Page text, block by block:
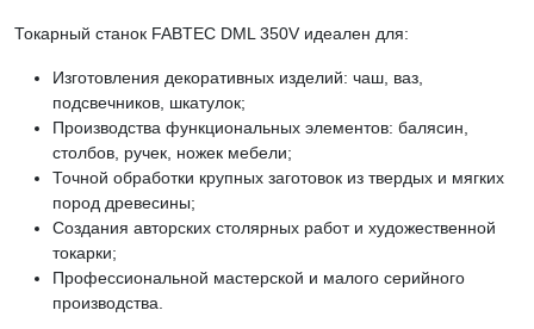
Токарный станок FABTEC DML 350V идеален для:
Изготовления декоративных изделий: чаш, ваз,
подсвечников, шкатулок;
Производства функциональных элементов: балясин,
столбов, ручек, ножек мебели;
Точной обработки крупных заготовок из твердых и мягких
пород древесины;
Создания авторских столярных работ и художественной
токарки;
Профессиональной мастерской и малого серийного
производства.